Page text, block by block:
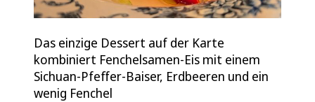
Das einzige Dessert auf der Karte
kombiniert Fenchelsamen-Eis mit einem
Sichuan-Pfeffer-Baiser, Erdbeeren und ein
wenig Fenchel